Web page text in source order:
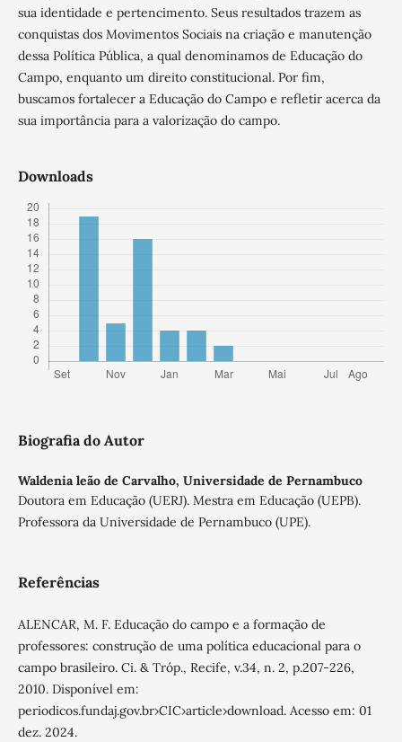
sua identidade e pertencimento. Seus resultados trazem as
conquistas dos Movimentos Sociais na criação e manutenção
dessa Política Pública, a qual denominamos de Educação do
Campo, enquanto um direito constitucional. Por fim,
buscamos fortalecer a Educação do Campo e refletir acerca da
sua importância para a valorização do campo.
Downloads
Biografia do Autor
Waldenia leão de Carvalho, Universidade de Pernambuco
Doutora em Educação (UERJ). Mestra em Educação (UEPB).
Professora da Universidade de Pernambuco (UPE).
Referências
ALENCAR, M. F. Educação do campo e a formação de
professores: construção de uma política educacional para o
campo brasileiro. Ci. & Tróp., Recife, v.34, n. 2, p.207-226,
2010. Disponível em:
periodicos.fundaj.gov.br›CIC›article›download. Acesso em: 01
dez. 2024.